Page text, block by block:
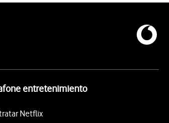
entretenimiento
Netflix